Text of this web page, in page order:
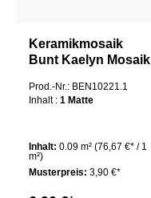
Keramikmosaik
Bunt Kaelyn Mosaik
Prod.-Nr.: BEN10221.1
Inhalt : 1 Matte
Inhalt: 0.09 m² (76,67 €* / 1
m²)
Musterpreis: 3,90 €*